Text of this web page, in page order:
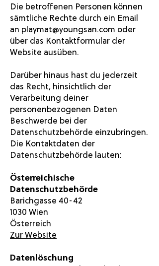
Die betroffenen Personen können
sämtliche Rechte durch ein Email
an playmat@youngsan.com oder
über das Kontaktformular der
Website ausüben.
Darüber hinaus hast du jederzeit
das Recht, hinsichtlich der
Verarbeitung deiner
personenbezogenen Daten
Beschwerde bei der
Datenschutzbehörde einzubringen.
Die Kontaktdaten der
Datenschutzbehörde lauten:
Österreichische
Datenschutzbehörde
Barichgasse 40-42
1030 Wien
Österreich
Zur Website
Datenlöschung